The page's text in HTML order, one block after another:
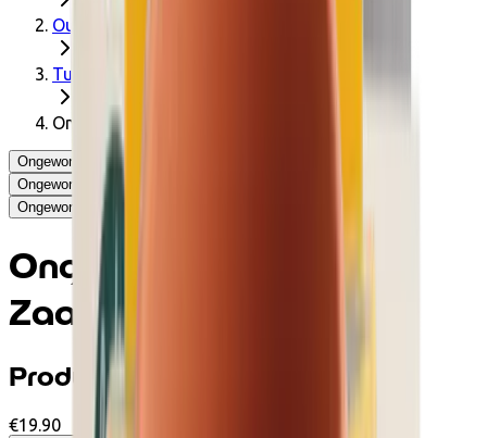
Outdoor
Tuinieren
Ongewone Groenten" Zaadset 12 zakjes
Ongewone Groenten" Zaadset 12 zakjes - Radis et Capucine
Ongewone Groenten" Zaadset 12 zakjes - Radis et Capucine
Ongewone Groenten" Zaadset 12 zakjes - Radis et Capucine
Ongewone Groenten"
Zaadset 12 zakjes
Productinformatie
€19.90